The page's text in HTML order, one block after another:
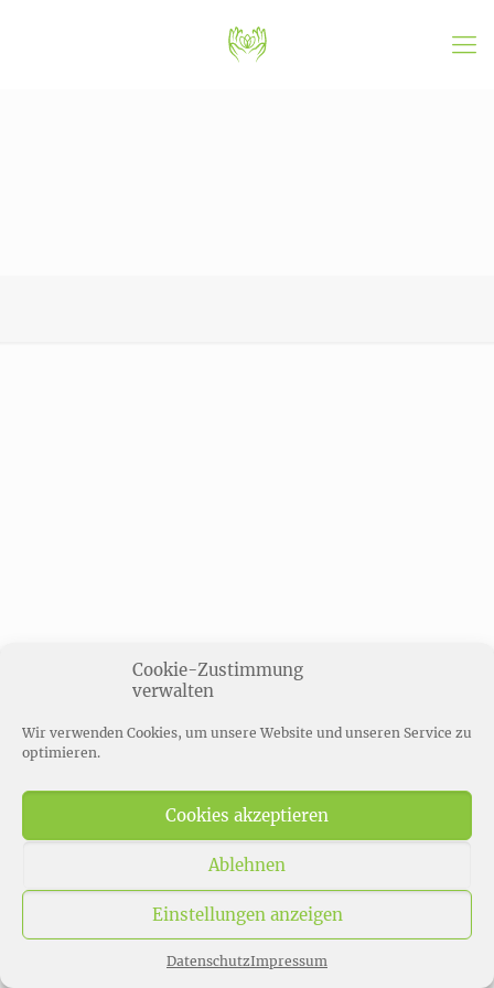
Cookie-Zustimmung
verwalten
Wir verwenden Cookies, um unsere Website und unseren Service zu
optimieren.
Cookies akzeptieren
Ablehnen
Einstellungen anzeigen
DatenschutzImpressum